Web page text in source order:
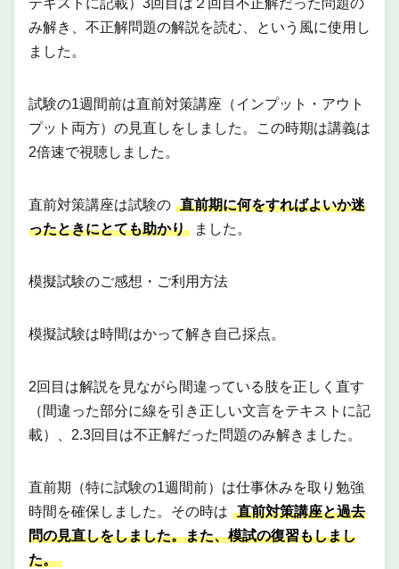
テキストに記載）3回目は２回目不正解だった問題の
み解き、不正解問題の解説を読む、という風に使用し
ました。
試験の1週間前は直前対策講座（インプット・アウト
プット両方）の見直しをしました。この時期は講義は
2倍速で視聴しました。
直前対策講座は試験の 直前期に何をすればよいか迷
ったときにとても助かり
ました。
模擬試験のご感想・ご利用方法
模擬試験は時間はかって解き自己採点。
2回目は解説を見ながら間違っている肢を正しく直す
（間違った部分に線を引き正しい文言をテキストに記
載）、2.3回目は不正解だった問題のみ解きました。
直前期（特に試験の1週間前）は仕事休みを取り勉強
時間を確保しました。その時は
直前対策講座と過去
問の見直しをしました。また、模試の復習もしまし
た。